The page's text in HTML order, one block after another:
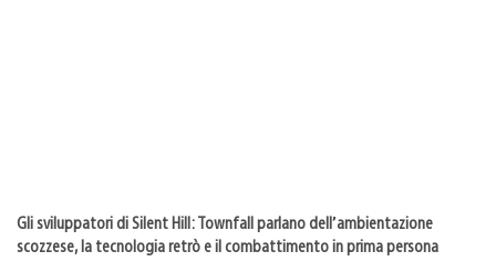
Gli sviluppatori di Silent Hill: Townfall parlano dell’ambientazione
scozzese, la tecnologia retrò e il combattimento in prima persona